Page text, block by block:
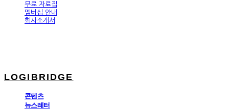
무료 자료집
멤버십 안내
회사소개서
LOGIBRIDGE
콘텐츠
뉴스레터